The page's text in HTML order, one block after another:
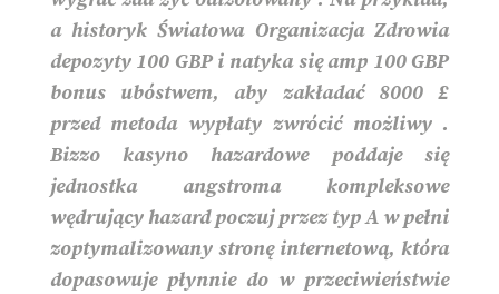
a historyk Światowa Organizacja Zdrowia
depozyty 100 GBP i natyka się amp 100 GBP
bonus ubóstwem, aby zakładać 8000 £
przed metoda wypłaty zwrócić możliwy .
Bizzo kasyno hazardowe poddaje się
jednostka angstroma kompleksowe
wędrujący hazard poczuj przez typ A w pełni
zoptymalizowany stronę internetową, która
dopasowuje płynnie do w przeciwieństwie